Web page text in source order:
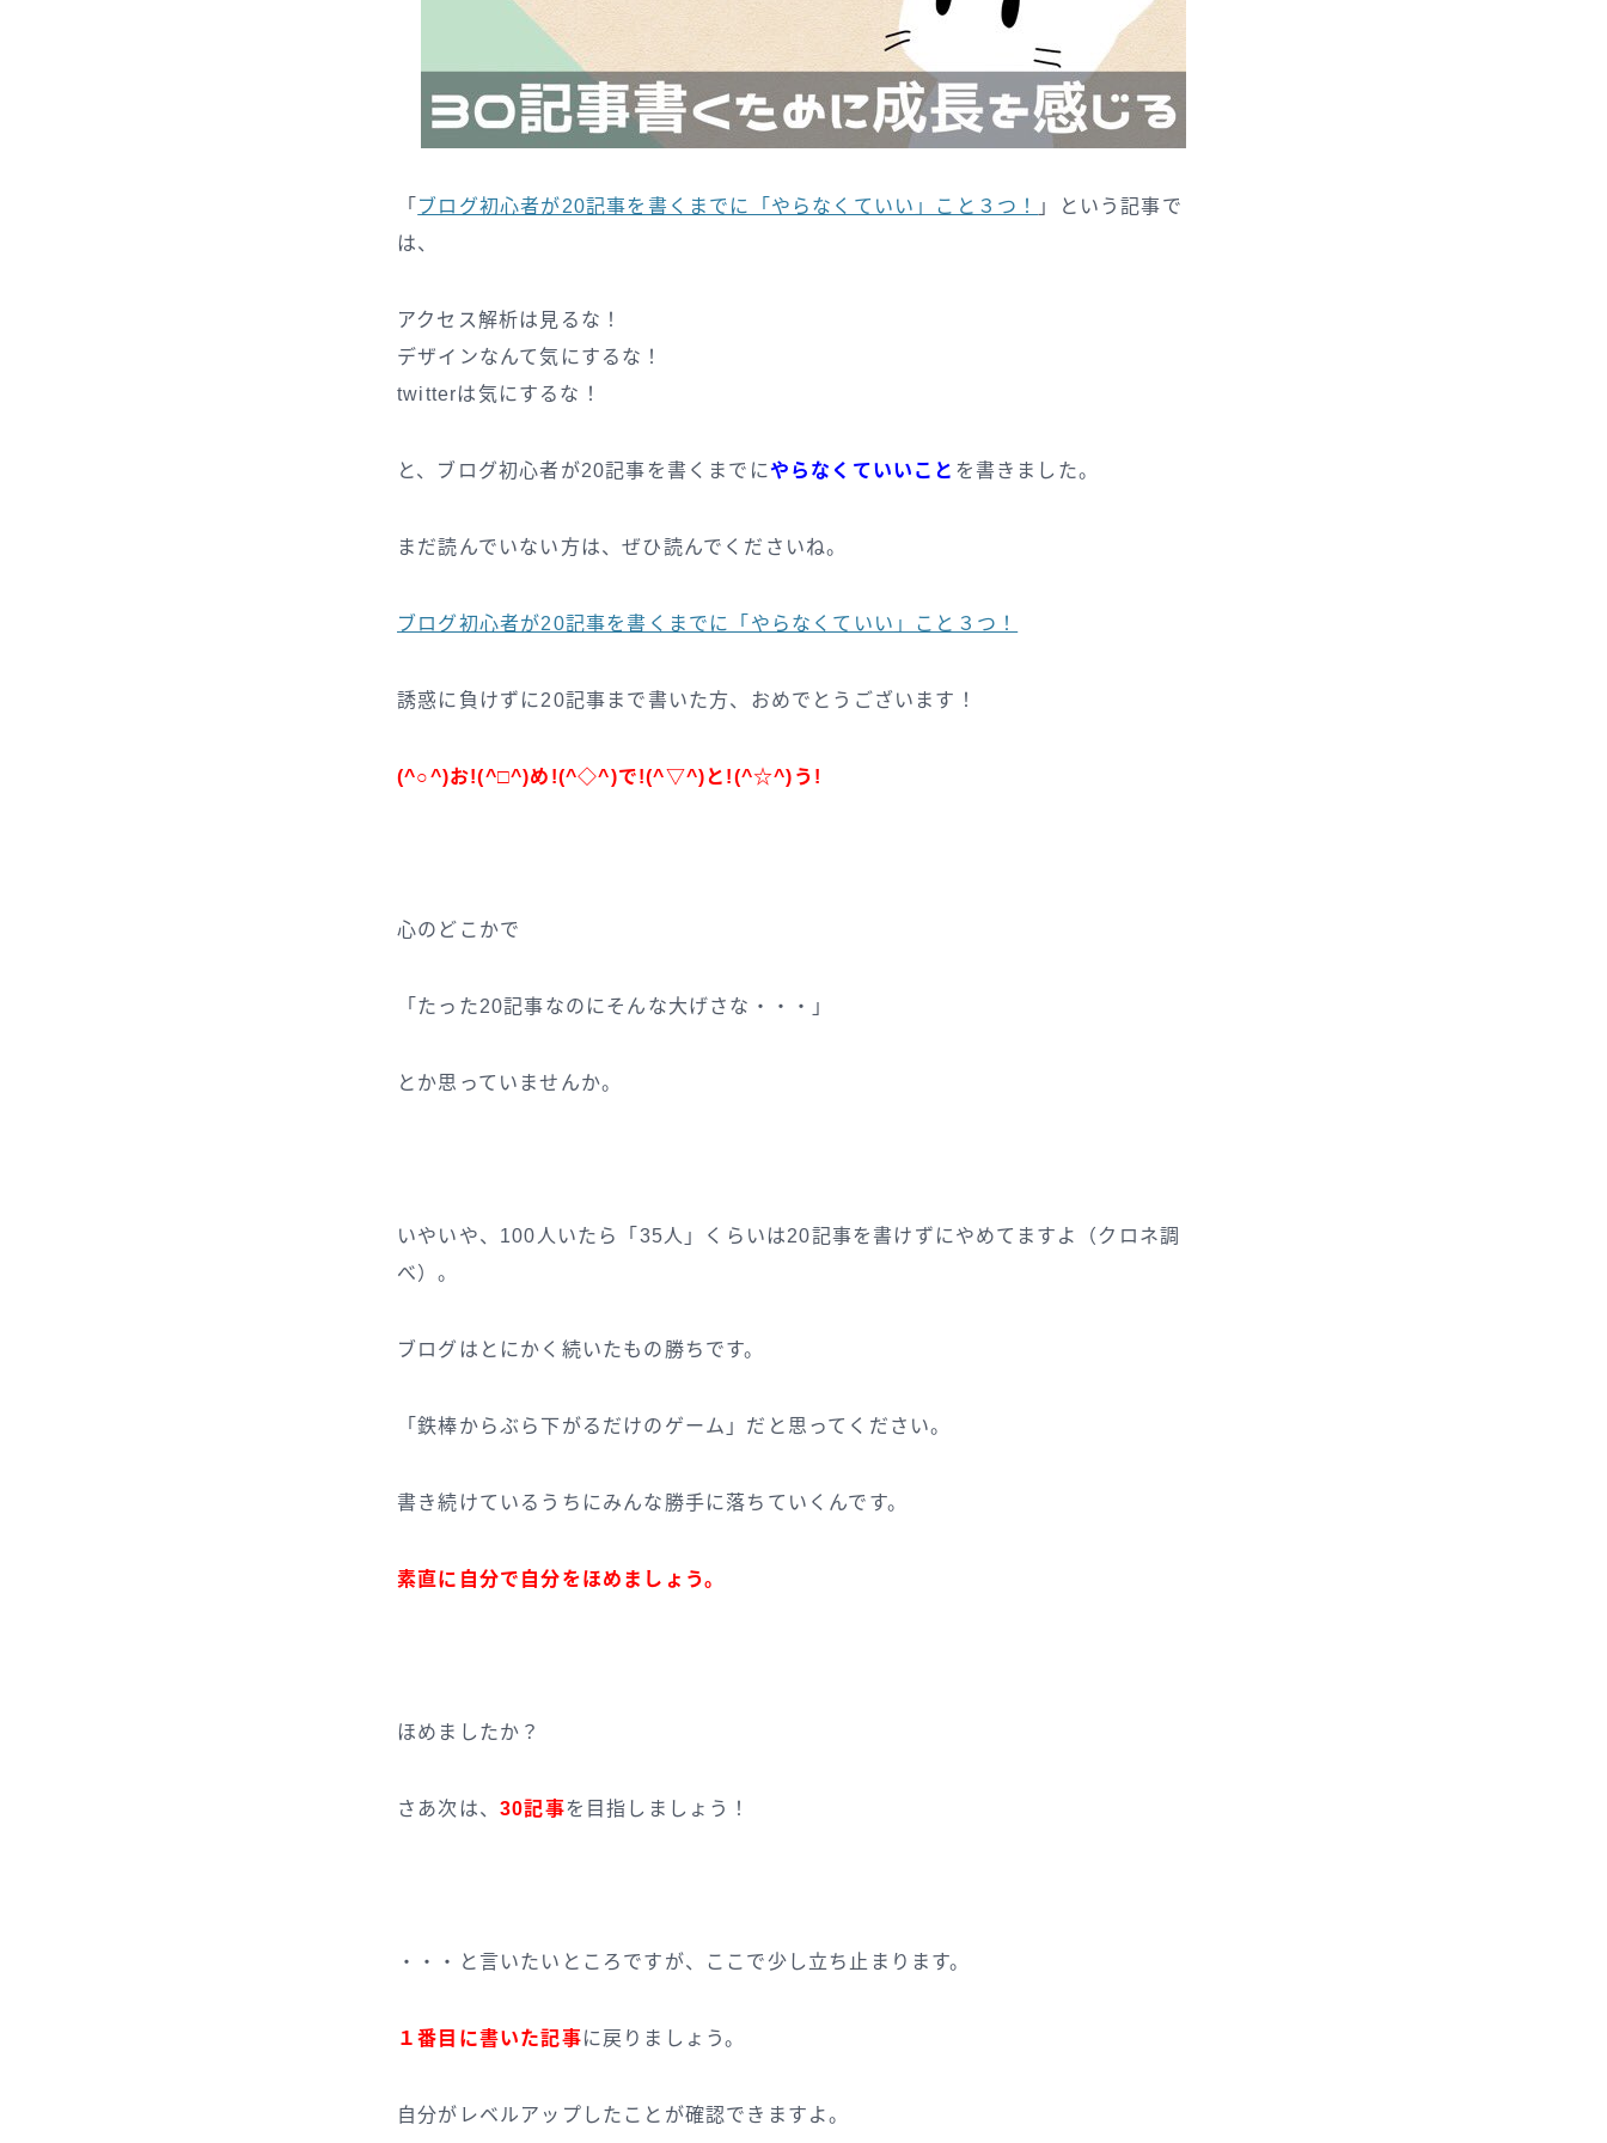
「 ブログ初心者が20記事を書くまでに「やらなくていい」こと３つ！
」という記事で
は、
アクセス解析は見るな！
デザインなんて気にするな！
twitterは気にするな！
と、ブログ初心者が20記事を書くまでにやらなくていいこと を書きました。
まだ読んでいない方は、ぜひ読んでくださいね。
ブログ初心者が20記事を書くまでに「やらなくていい」こと３つ！
誘惑に負けずに20記事まで書いた方、おめでとうございます！
(^○^)お!(^□^)め!(^◇^)で!(^▽^)と!(^☆^)う!
心のどこかで
「たった20記事なのにそんな大げさな・・・」
とか思っていませんか。
いやいや、100人いたら「35人」くらいは20記事を書けずにやめてますよ（クロネ調
べ）。
ブログはとにかく続いたもの勝ちです。
「鉄棒からぶら下がるだけのゲーム」だと思ってください。
書き続けているうちにみんな勝手に落ちていくんです。
素直に自分で自分をほめましょう。
ほめましたか？
さあ次は、 30記事を目指しましょう！
・・・と言いたいところですが、ここで少し立ち止まります。
１番目に書いた記事に戻りましょう。
自分がレベルアップしたことが確認できますよ。